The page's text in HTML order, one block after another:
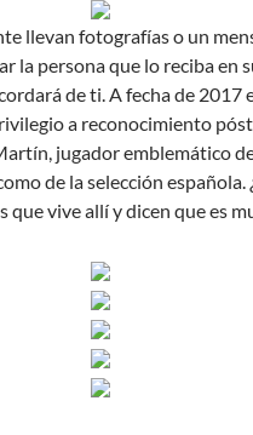
llevan fotografías o un
la persona que lo reciba en
de ti. A fecha de 2017
a reconocimiento
jugador emblemático
de la selección española.
que vive allí y dicen que es